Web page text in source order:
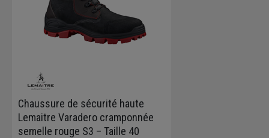
Chaussure de sécurité haute
Lemaitre Varadero cramponnée
semelle rouge S3 – Taille 40